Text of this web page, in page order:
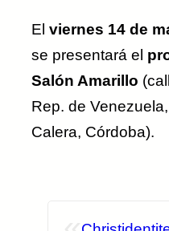
El viernes 14 de
se presentará el
Salón Amarillo
Rep. de
Calera, Córdoba).